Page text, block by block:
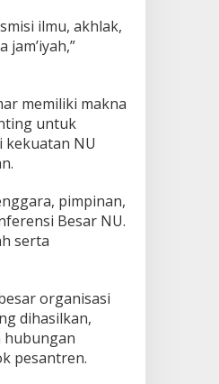
ilmu, akhlak,
memiliki makna
untuk
kekuatan NU
pimpinan,
Besar NU.
serta
organisasi
dihasilkan,
hubungan
pesantren.